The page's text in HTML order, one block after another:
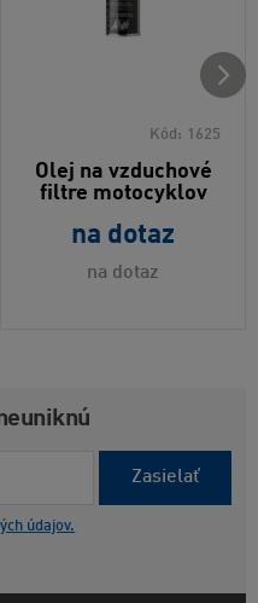
Kód: 1625
Olej na vzduchové
filtre motocyklov
na dotaz
na dotaz
Zasielať
údajov.